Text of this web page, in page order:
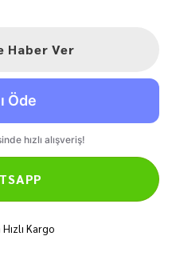
Haber Ver
Hızlı Kargo